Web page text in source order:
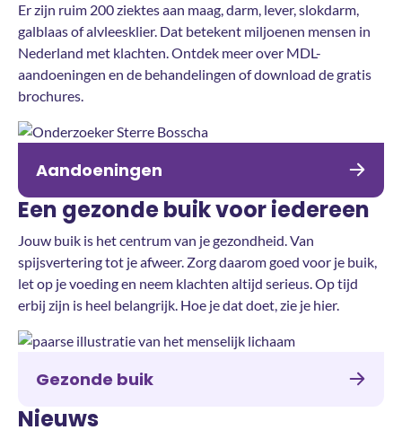
Er zijn ruim 200 ziektes aan maag, darm, lever, slokdarm,
galblaas of alvleesklier. Dat betekent miljoenen mensen in
Nederland met klachten. Ontdek meer over MDL-
aandoeningen en de behandelingen of download de gratis
brochures.
Aandoeningen
Een gezonde buik voor iedereen
Jouw buik is het centrum van je gezondheid. Van
spijsvertering tot je afweer. Zorg daarom goed voor je buik,
let op je voeding en neem klachten altijd serieus. Op tijd
erbij zijn is heel belangrijk. Hoe je dat doet, zie je hier.
Gezonde buik
Nieuws